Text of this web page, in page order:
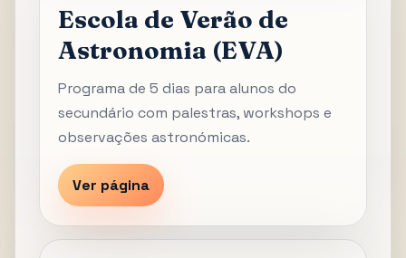
Escola de Verão de
Astronomia (EVA)
Programa de 5 dias para alunos do
secundário com palestras, workshops e
observações astronómicas.
Ver página